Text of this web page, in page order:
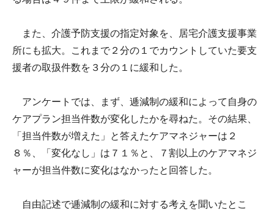
また、介護予防支援の指定対象を、居宅介護支援事業
所にも拡大。これまで２分の１でカウントしていた要支
援者の取扱件数を３分の１に緩和した。
アンケートでは、まず、逓減制の緩和によって自身の
ケアプラン担当件数が変化したかを尋ねた。その結果、
「担当件数が増えた」と答えたケアマネジャーは２
８％、「変化なし」は７１％と、７割以上のケアマネジ
ャーが担当件数に変化はなかったと回答した。
自由記述で逓減制の緩和に対する考えを聞いたとこ